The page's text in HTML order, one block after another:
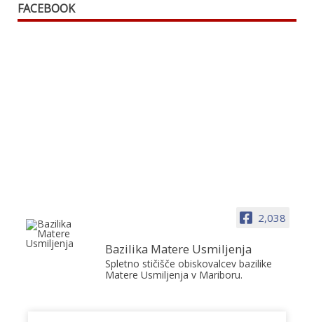
FACEBOOK
2,038
Bazilika Matere Usmiljenja
Spletno stičišče obiskovalcev bazilike
Matere Usmiljenja v Mariboru.